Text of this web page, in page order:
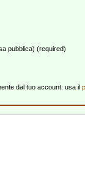
pubblica) (required)
dal tuo account: usa il